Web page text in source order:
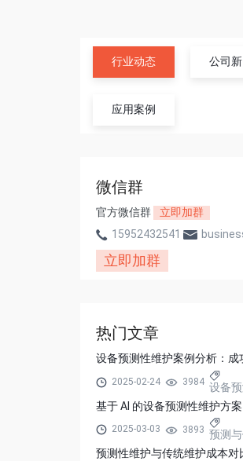
行业动态 公司
应用案例
微信群
官方微信群
立即加群
15952432541
立即加群
热门文章
设备预测性维护案例分析：
2025-02-24 3984 设备
2025-03-03 3893 预测